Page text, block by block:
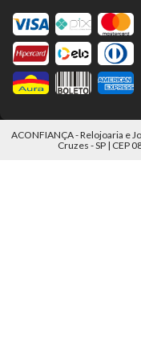
ACONFIANÇA - Relojoaria e
Cruzes - SP | CEP